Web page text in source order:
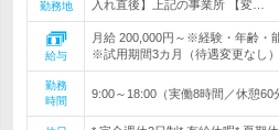
勤務地
入れ直後】上記の事業所 【変…
給与
月給 200,000円～※経験・年齢・
※試用期間3カ月（待遇変更なし）
勤務
時間
9:00～18:00（実働8時間／休憩